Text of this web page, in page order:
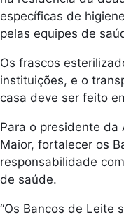
específicas de
pelas equipes de
Os frascos
instituições, e o
casa deve ser feito
Para o presidente da
Maior, fortalecer os
responsabilidade
de saúde.
“Os Bancos de Leite